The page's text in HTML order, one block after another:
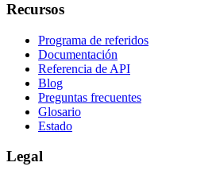
Recursos
Programa de referidos
Documentación
Referencia de API
Blog
Preguntas frecuentes
Glosario
Estado
Legal